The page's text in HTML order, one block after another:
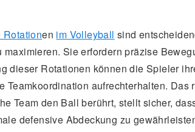
Rotationen im Volleyball sind
maximieren. Sie erfordern präzise
dieser Rotationen können die Spieler
Teamkoordination aufrechterhalten.
Team den Ball berührt, stellt sicher,
defensive Abdeckung zu